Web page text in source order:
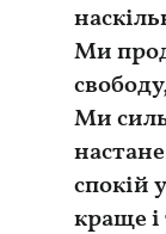
Ми
Ми
спокій
краще і